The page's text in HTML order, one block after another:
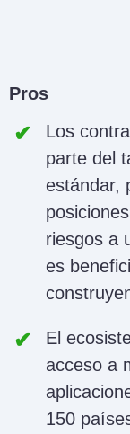
Pros
Los
parte del
estándar,
riesgos a
es
El
acceso a
150